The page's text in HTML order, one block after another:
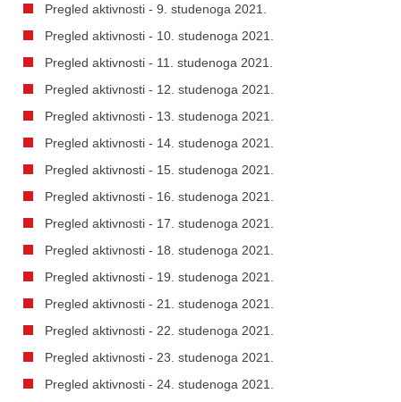
Pregled aktivnosti - 9. studenoga 2021.
Pregled aktivnosti - 10. studenoga 2021.
Pregled aktivnosti - 11. studenoga 2021.
Pregled aktivnosti - 12. studenoga 2021.
Pregled aktivnosti - 13. studenoga 2021.
Pregled aktivnosti - 14. studenoga 2021.
Pregled aktivnosti - 15. studenoga 2021.
Pregled aktivnosti - 16. studenoga 2021.
Pregled aktivnosti - 17. studenoga 2021.
Pregled aktivnosti - 18. studenoga 2021.
Pregled aktivnosti - 19. studenoga 2021.
Pregled aktivnosti - 21. studenoga 2021.
Pregled aktivnosti - 22. studenoga 2021.
Pregled aktivnosti - 23. studenoga 2021.
Pregled aktivnosti - 24. studenoga 2021.